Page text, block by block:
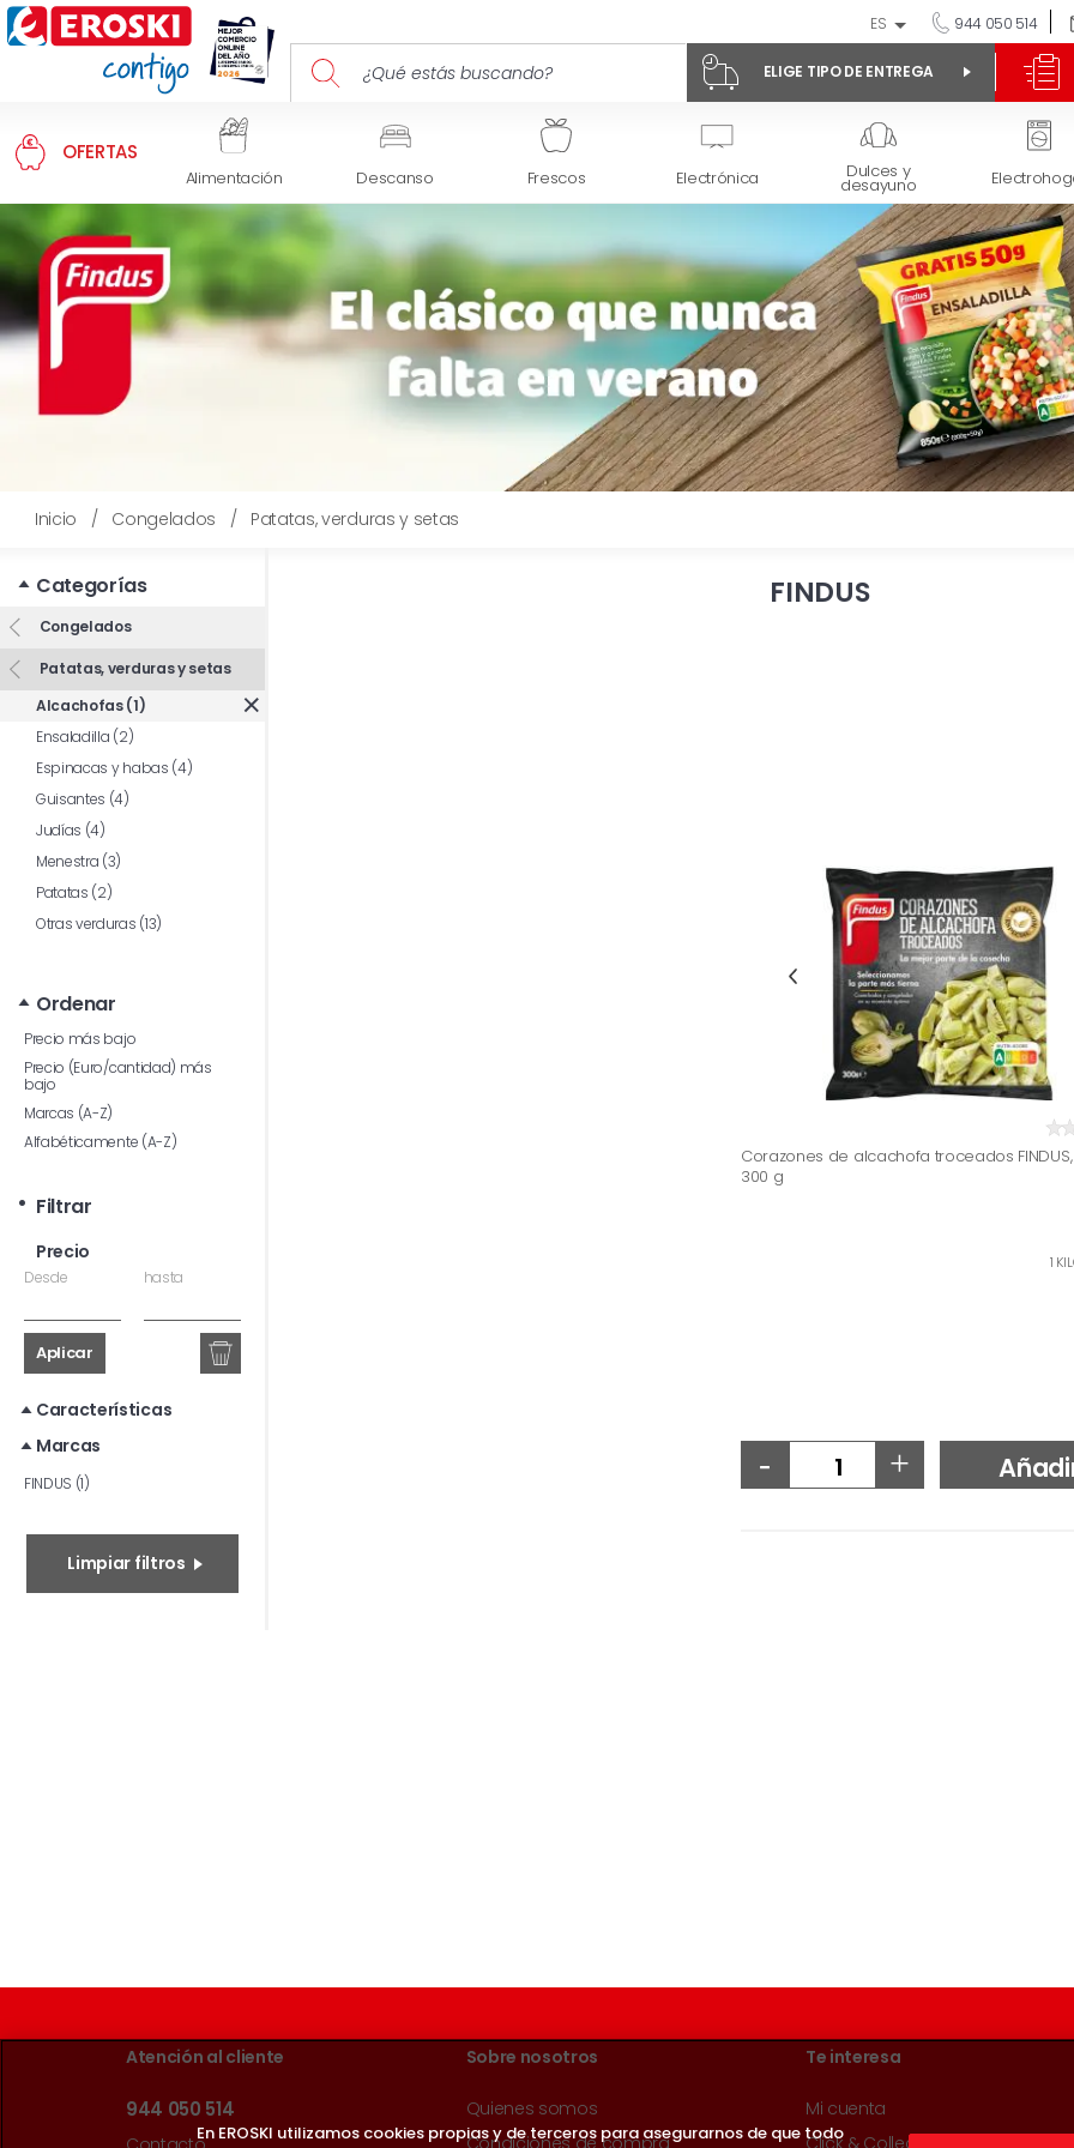
ES 944 050 514
ELIGE TIPO DE ENTREGA
OFERTAS
Alimentación Descanso Frescos Electrónica Dulces y
desayuno
Inicio / Congelados / Patatas, verduras y setas
Categorías
Congelados
Patatas, verduras y setas
Alcachofas (1)
Ensaladilla (2)
Espinacas y habas (4)
Guisantes (4)
Judías (4)
Menestra (3)
Patatas (2)
Otras verduras (13)
Ordenar
Precio más bajo
Precio (Euro/cantidad) más
bajo
Marcas (A-Z)
Alfabéticamente (A-Z)
Filtrar
Precio
Desde hasta
Aplicar
Características
Marcas
FINDUS (1)
Limpiar filtros
FINDUS
Corazones de alcachofa troceados
300 g
1
- +
Atención al cliente
944 050 514
Sobre nosotros
Quienes somos
Te interesa
Mi cuenta
En EROSKI utilizamos cookies propias y de terceros para asegurarnos de que todo